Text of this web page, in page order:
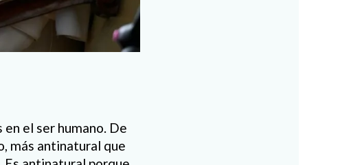
el ser humano. De
más antinatural que